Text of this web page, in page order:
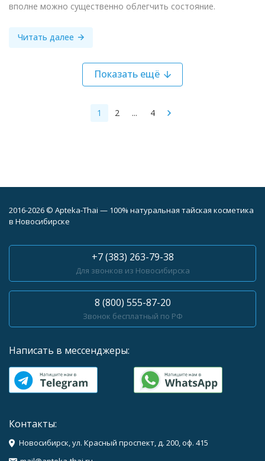
вполне можно существенно облегчить состояние.
Читать далее
Показать ещё
1 2 ... 4
2016-2026 © Apteka-Thai — 100% натуральная тайская косметика
в Новосибирске
+7 (383) 263-79-38
Для звонков из Новосибирска
8 (800) 555-87-20
Звонок бесплатный по РФ
Написать в мессенджеры:
Контакты:
Новосибирск, ул. Красный проспект, д. 200, оф. 415